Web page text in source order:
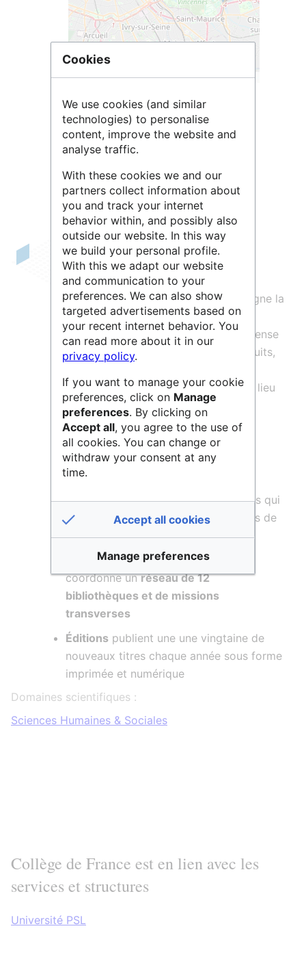
Leaflet| ©OpenStreetMapcontributors
LeCollège de Franceest un grand
établissement d'enseignement et de
recherche français. Il promeut et enseigne la
recherche en train de se faire dansles
sciences, les lettres et les arts . Il dispense
des cours de haut niveau qui sont gratuits,
condition ni inscription. Cela en fait un lieu
à part dans le paysage universitaire
français.
Il remplit 4 missions principales :
Enseignements
Rechercheorganisée en huit instituts qui
regroupent les chaires et laboratoires de
recherche
Bibliothèques : le collège de France
coordonne unréseau de 12
bibliothèques et de missions
transverses
Éditions publient une une vingtaine de
nouveaux titres chaque année sous forme
imprimée et numérique
Domaines scientifiques :
Sciences Humaines & Sociales
Collège de France est en lien avec les
services et structures
Université PSL
Cookies
We use cookies (and similar
technologies) to personalise
content, improve the website and
analyse traffic.
With these cookies we and our
partners collect information about
you and track your internet
behavior within, and possibly also
outside our website. In this way
we build your personal profile.
With this we adapt our website
and communication to your
preferences. We can also show
targeted advertisements based on
your recent internet behavior. You
can read more about it in our
privacy policy.
If you want to manage your cookie
preferences, click on Manage
preferences. By clicking on
Accept all, you agree to the use of
all cookies. You can change or
withdraw your consent at any
time.
Accept all cookies
Manage preferences